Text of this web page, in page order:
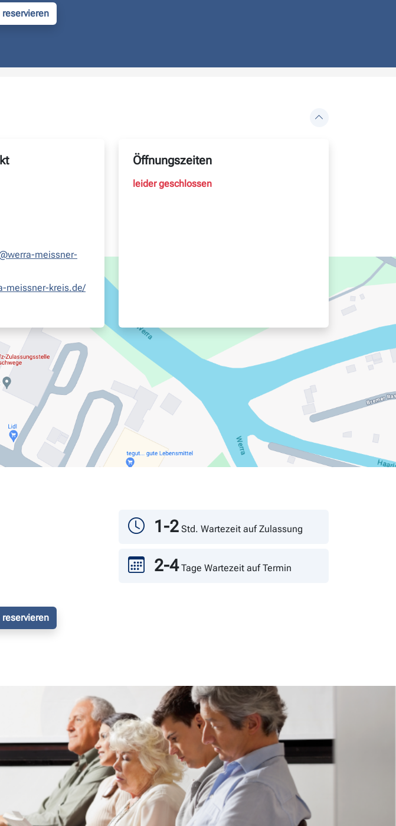
meissner-
meissner-kreis.de/
Öffnungszeiten
leider geschlossen
1-2 Std. Wartezeit auf Zulassung
2-4 Tage Wartezeit auf Termin